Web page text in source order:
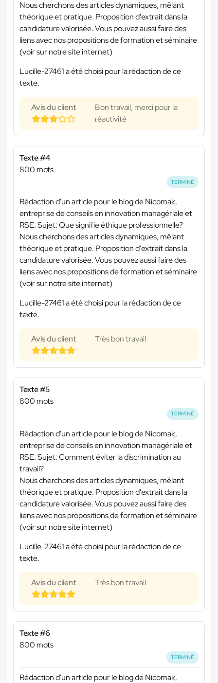
Nous cherchons des articles dynamiques, mêlant
théorique et pratique. Proposition d'extrait dans la
candidature valorisée. Vous pouvez aussi faire des
liens avec nos propositions de formation et séminaire
(voir sur notre site internet)
Lucille-27461 a été choisi pour la rédaction de ce
texte.
Avis du client
Bon travail, merci pour la
réactivité
Texte #4
800 mots
TERMINÉ
Rédaction d'un article pour le blog de Nicomak,
entreprise de conseils en innovation managériale et
RSE. Sujet: Que signifie éthique professionnelle?
Nous cherchons des articles dynamiques, mêlant
théorique et pratique. Proposition d'extrait dans la
candidature valorisée. Vous pouvez aussi faire des
liens avec nos propositions de formation et séminaire
(voir sur notre site internet)
Lucille-27461 a été choisi pour la rédaction de ce
texte.
Avis du client Très bon travail
Texte #5
800 mots
TERMINÉ
Rédaction d'un article pour le blog de Nicomak,
entreprise de conseils en innovation managériale et
RSE. Sujet: Comment éviter la discrimination au
travail?
Nous cherchons des articles dynamiques, mêlant
théorique et pratique. Proposition d'extrait dans la
candidature valorisée. Vous pouvez aussi faire des
liens avec nos propositions de formation et séminaire
(voir sur notre site internet)
Lucille-27461 a été choisi pour la rédaction de ce
texte.
Avis du client Très bon travail
Texte #6
800 mots
TERMINÉ
Rédaction d'un article pour le blog de Nicomak,